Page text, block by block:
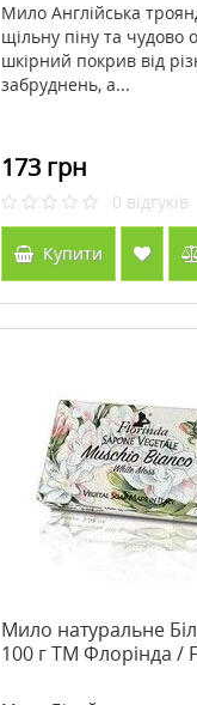
Мило Англійська
щільну піну та чудово
шкірний покрив від
забруднень, а...
173 грн
0 відгуків
Купити
Мило натуральне
100 г TM Флорінда /